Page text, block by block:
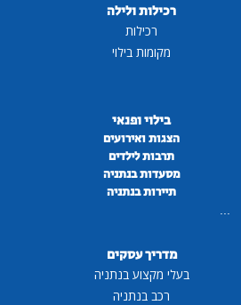
רכילות ולילה
רכילות
מקומות בילוי
בילוי ופנאי
הצגות ואירועים
תרבות לילדים
מסעדות בנתניה
תיירות בנתניה
מדריך עסקים
בעלי מקצוע בנתניה
רכב בנתניה